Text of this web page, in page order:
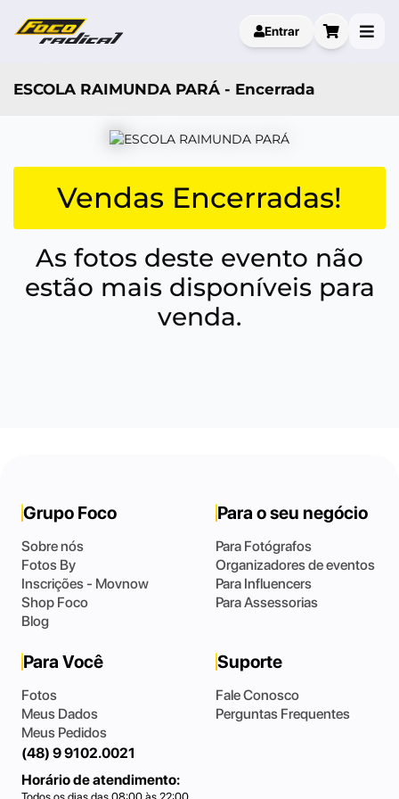
Entrar
ESCOLA RAIMUNDA PARÁ - Encerrada
Vendas Encerradas!
As fotos deste evento não
estão mais disponíveis para
venda.
Grupo Foco
Sobre nós
Fotos By
Inscrições - Movnow
Shop Foco
Blog
Para o seu negócio
Para Fotógrafos
Organizadores de eventos
Para Influencers
Para Assessorias
Para Você
Fotos
Meus Dados
Meus Pedidos
Suporte
Fale Conosco
Perguntas Frequentes
(48) 9 9102.0021
Horário de atendimento: